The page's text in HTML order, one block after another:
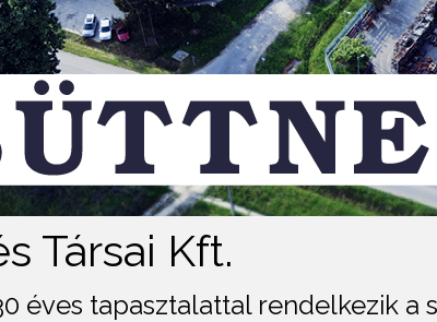
Társai Kft.
éves tapasztalattal rendelkezik